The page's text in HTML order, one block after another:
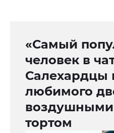
«Самый
человек в
Салехардцы
любимого
тортом